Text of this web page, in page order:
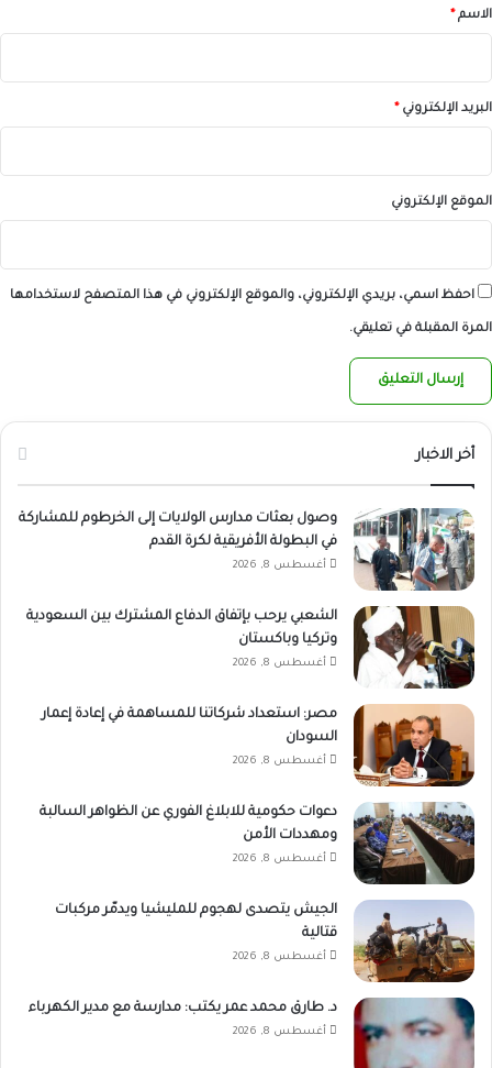
*الاسم*
البريد الإلكتروني*
الموقع الإلكتروني
احفظ اسمي، بريدي الإلكتروني، والموقع الإلكتروني في هذا المتصفح لاستخدامها
المرة المقبلة في تعليقي.
أخر الاخبار
وصول بعثات مدارس الولايات إلى الخرطوم للمشاركة
في البطولة الأفريقية لكرة القدم
أغسطس 8, 2026
الشعبي يرحب بإتفاق الدفاع المشترك بين السعودية
وتركيا وباكستان
أغسطس 8, 2026
مصر: استعداد شركاتنا للمساهمة في إعادة إعمار
السودان
أغسطس 8, 2026
دعوات حكومية للابلاغ الفوري عن الظواهر السالبة
ومهددات الأمن
أغسطس 8, 2026
الجيش يتصدى لهجوم للمليشيا ويدمّر مركبات
قتالية
أغسطس 8, 2026
د. طارق محمد عمر يكتب: مدارسة مع مدير الكهرباء
أغسطس 8, 2026